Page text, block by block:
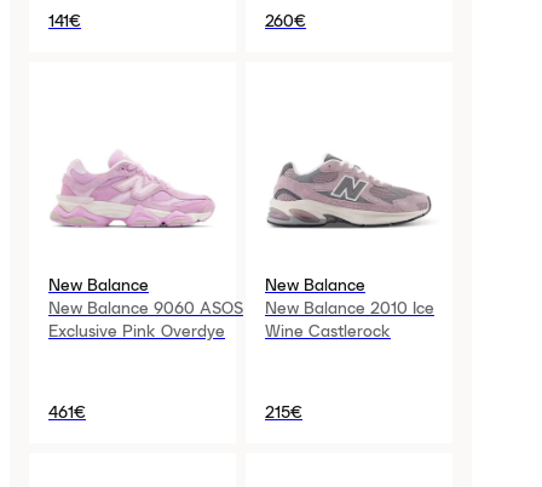
141€ 260€
New Balance
New Balance 9060 ASOS
Exclusive Pink Overdye
461€
New Balance
New Balance 2010 Ice
Wine Castlerock
215€